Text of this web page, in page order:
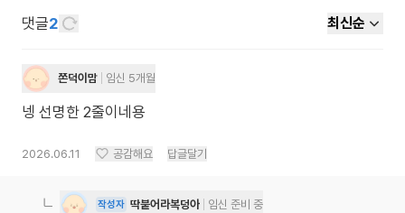
댓글2 최신순
쫀덕이맘 임신 5개월
넹 선명한 2줄이네용
2026.06.11 공감해요 답글달기
작성자 딱붙어라복덩아 임신 준비 중